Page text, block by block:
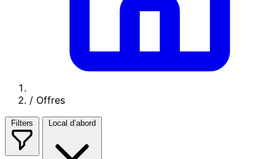
/ Offres
Filters Local d’abord